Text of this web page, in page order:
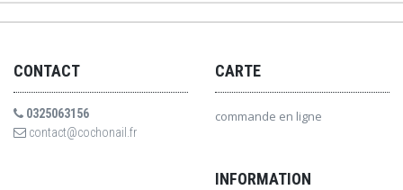
CONTACT
0325063156
contact@cochonail.fr
CARTE
commande en ligne
INFORMATION